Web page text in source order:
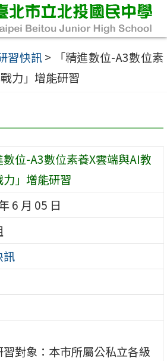
習快訊>
「精進數位-A3數位素
力」增能研習
數位-A3數位素養X雲端與AI教
力」增能研習
6 月 05 日
訊
習對象：本市所屬公私立各級